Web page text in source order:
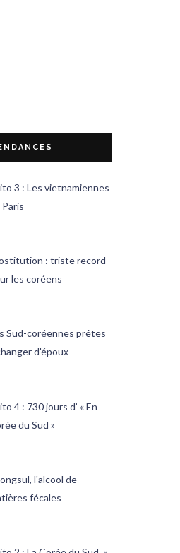
3 : Les vietnamiennes
: triste record
les coréens
Sud-coréennes prêtes
d'époux
4 : 730 jours d’ « En
du Sud »
l'alcool de
fécales